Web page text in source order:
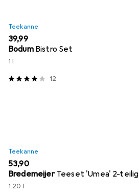
Teekanne
EUR
39,99
Bodum Bistro Set
1 l
12
Teekanne
EUR
53,90
Bredemeijer Teeset 'Umea' 2-teilig
1.20 l